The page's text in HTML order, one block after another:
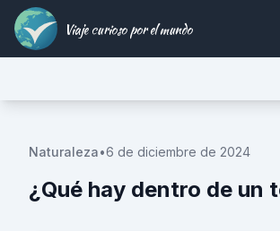
Viaje curioso por el mundo
Naturaleza•6 de diciembre de 2024
¿Qué hay dentro de un